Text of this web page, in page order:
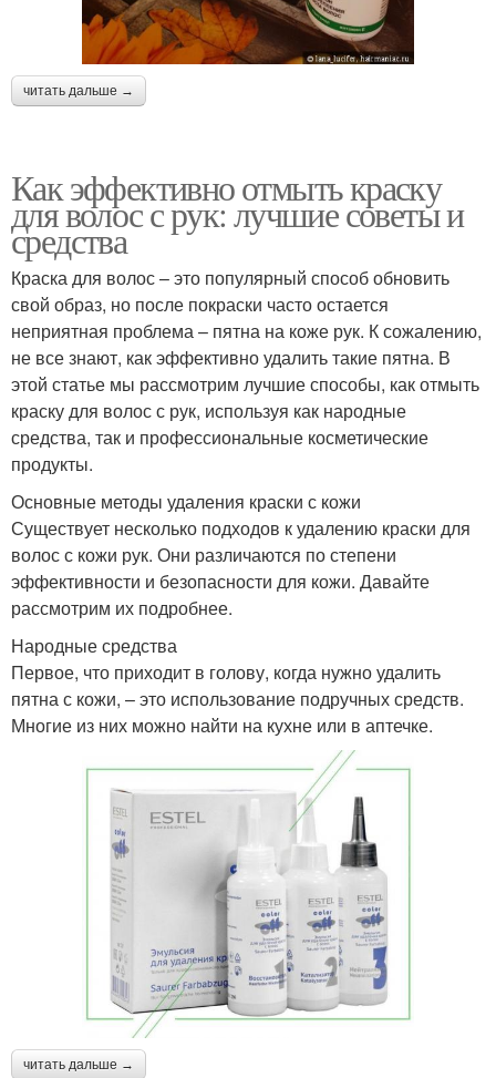
читать дальше →
Как эффективно отмыть краску
для волос с рук: лучшие советы и
средства
Краска для волос – это популярный способ обновить
свой образ, но после покраски часто остается
неприятная проблема – пятна на коже рук. К сожалению,
не все знают, как эффективно удалить такие пятна. В
этой статье мы рассмотрим лучшие способы, как отмыть
краску для волос с рук, используя как народные
средства, так и профессиональные косметические
продукты.
Основные методы удаления краски с кожи
Существует несколько подходов к удалению краски для
волос с кожи рук. Они различаются по степени
эффективности и безопасности для кожи. Давайте
рассмотрим их подробнее.
Народные средства
Первое, что приходит в голову, когда нужно удалить
пятна с кожи, – это использование подручных средств.
Многие из них можно найти на кухне или в аптечке.
читать дальше →